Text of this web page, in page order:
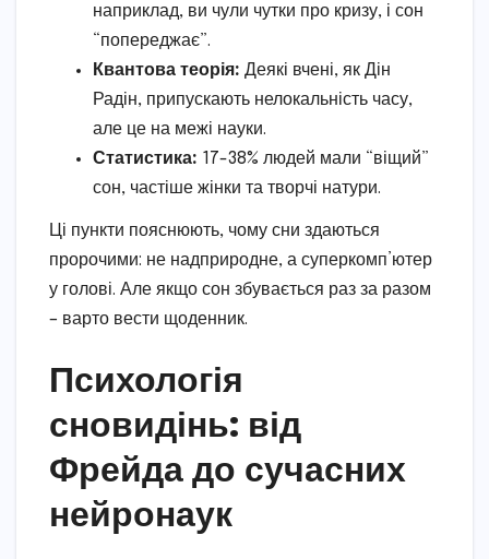
наприклад, ви чули чутки про кризу, і сон
“попереджає”.
Квантова теорія: Деякі вчені, як Дін
Радін, припускають нелокальність часу,
але це на межі науки.
Статистика: 17-38% людей мали “віщий”
сон, частіше жінки та творчі натури.
Ці пункти пояснюють, чому сни здаються
пророчими: не надприродне, а суперкомп’ютер
у голові. Але якщо сон збувається раз за разом
– варто вести щоденник.
Психологія
сновидінь: від
Фрейда до сучасних
нейронаук